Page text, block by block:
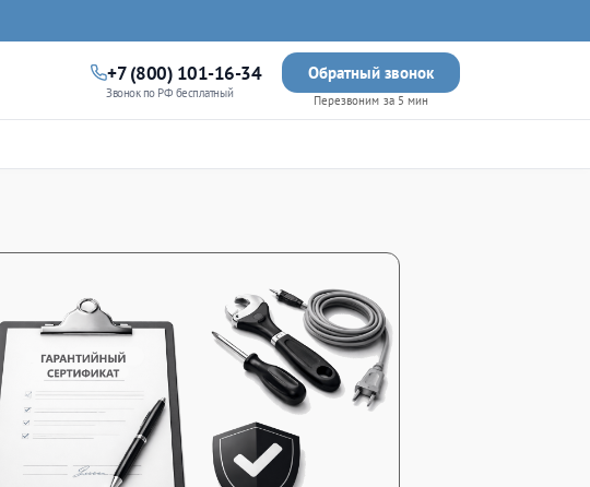
+7 (800) 101-16-34
Звонок по РФ бесплатный
Обратный звонок
Перезвоним за 5 мин